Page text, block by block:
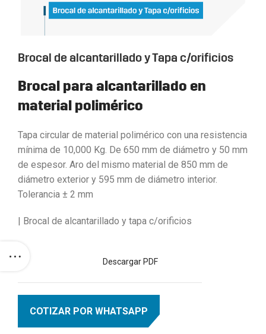
Brocal de alcantarillado y Tapa c/orificios
Brocal para alcantarillado en
material polimérico
Tapa circular de material polimérico con una resistencia
mínima de 10,000 Kg. De 650 mm de diámetro y 50 mm
de espesor. Aro del mismo material de 850 mm de
diámetro exterior y 595 mm de diámetro interior.
Tolerancia ± 2 mm
| Brocal de alcantarillado y tapa c/orificios
Descargar PDF
COTIZAR POR WHATSAPP